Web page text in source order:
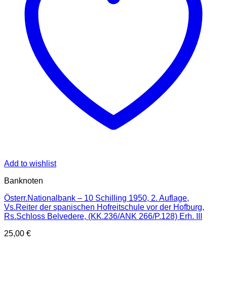
Add to wishlist
Banknoten
Österr.Nationalbank – 10 Schilling 1950, 2. Auflage,
Vs.Reiter der spanischen Hofreitschule vor der Hofburg,
Rs.Schloss Belvedere, (KK.236/ANK 266/P.128) Erh. III
25,00 €